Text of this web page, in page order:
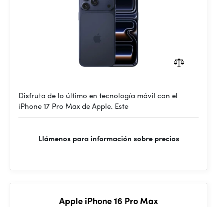
Disfruta de lo último en tecnología móvil con el
iPhone 17 Pro Max de Apple. Este
Llámenos para información sobre precios
Apple iPhone 16 Pro Max